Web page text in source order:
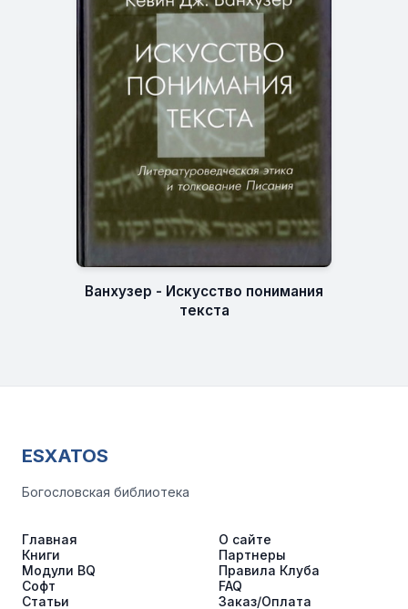
Ванхузер - Искусство понимания
текста
ESXATOS
Богословская библиотека
Главная
Книги
Модули BQ
Софт
Статьи
О сайте
Партнеры
Правила Клуба
FAQ
Заказ/Оплата